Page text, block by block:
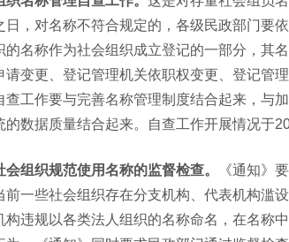
日，对名称不符合规定的，各级民政部门要
的名称作为社会组织成立登记的一部分，其
请变更、登记管理机关依职权变更、登记管
查工作要与完善名称管理制度结合起来，与
数据质量结合起来。自查工作开展情况于
组织规范使用名称的监督检查。
《通知》
前一些社会组织存在分支机构、代表机构滥
违规以各类法人组织的名称命名，在名称中